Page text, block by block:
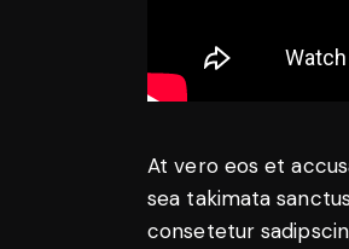
At vero eos et
sea takimata
consetetur